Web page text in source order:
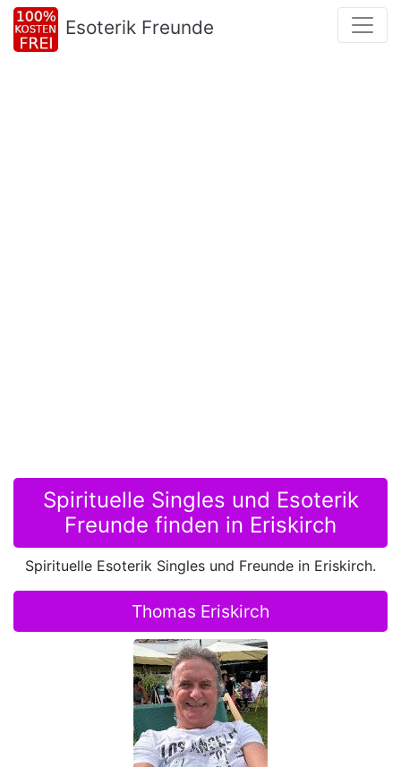
Esoterik Freunde
Spirituelle Singles und Esoterik
Freunde finden in Eriskirch
Spirituelle Esoterik Singles und Freunde in Eriskirch.
Thomas Eriskirch